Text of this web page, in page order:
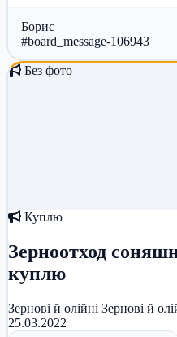
Борис
#board_message-106943
Без фото
Куплю
Зерноотход
куплю
Зернові й олійні Зернові й
25.03.2022